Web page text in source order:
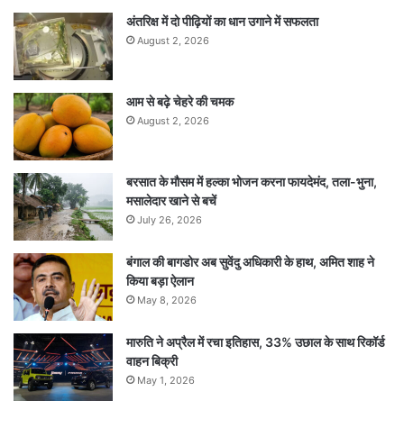
अंतरिक्ष में दो पीढ़ियों का धान उगाने में सफलता
August 2, 2026
आम से बढ़े चेहरे की चमक
August 2, 2026
बरसात के मौसम में हल्का भोजन करना फायदेमंद, तला-भुना,
मसालेदार खाने से बचें
July 26, 2026
बंगाल की बागडोर अब सुवेंदु अधिकारी के हाथ, अमित शाह ने
किया बड़ा ऐलान
May 8, 2026
मारुति ने अप्रैल में रचा इतिहास, 33% उछाल के साथ रिकॉर्ड
वाहन बिक्री
May 1, 2026